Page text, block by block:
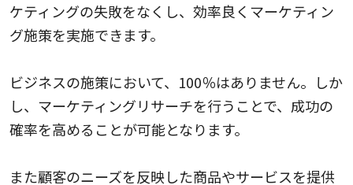
ケティングの失敗をなくし、効率良くマーケティン
グ施策を実施できます。
ビジネスの施策において、100％はありません。しか
し、マーケティングリサーチを行うことで、成功の
確率を高めることが可能となります。
また顧客のニーズを反映した商品やサービスを提供